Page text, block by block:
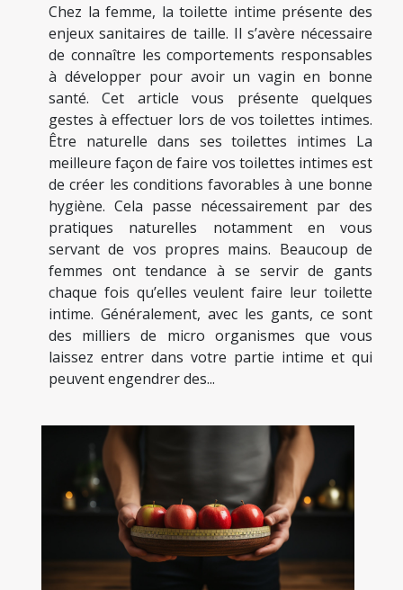
Chez la femme, la toilette intime présente des
enjeux sanitaires de taille. Il s’avère nécessaire
de connaître les comportements responsables
à développer pour avoir un vagin en bonne
santé. Cet article vous présente quelques
gestes à effectuer lors de vos toilettes intimes.
Être naturelle dans ses toilettes intimes La
meilleure façon de faire vos toilettes intimes est
de créer les conditions favorables à une bonne
hygiène. Cela passe nécessairement par des
pratiques naturelles notamment en vous
servant de vos propres mains. Beaucoup de
femmes ont tendance à se servir de gants
chaque fois qu’elles veulent faire leur toilette
intime. Généralement, avec les gants, ce sont
des milliers de micro organismes que vous
laissez entrer dans votre partie intime et qui
peuvent engendrer des...